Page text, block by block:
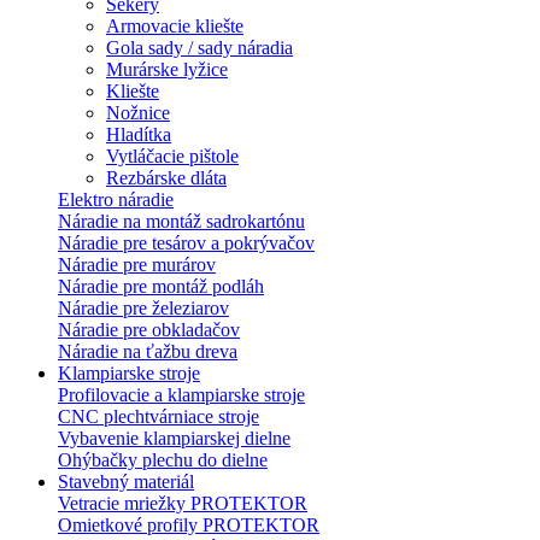
Armovacie kliešte
Gola sady / sady náradia
Murárske lyžice
Kliešte
Nožnice
Hladítka
Vytláčacie pištole
Rezbárske dláta
Elektro náradie
Náradie na montáž sadrokartónu
Náradie pre tesárov a pokrývačov
Náradie pre murárov
Náradie pre montáž podláh
Náradie pre železiarov
Náradie pre obkladačov
Náradie na ťažbu dreva
Klampiarske stroje
Profilovacie a klampiarske stroje
CNC plechtvárniace stroje
Vybavenie klampiarskej dielne
Ohýbačky plechu do dielne
Stavebný materiál
Vetracie mriežky PROTEKTOR
Omietkové profily PROTEKTOR